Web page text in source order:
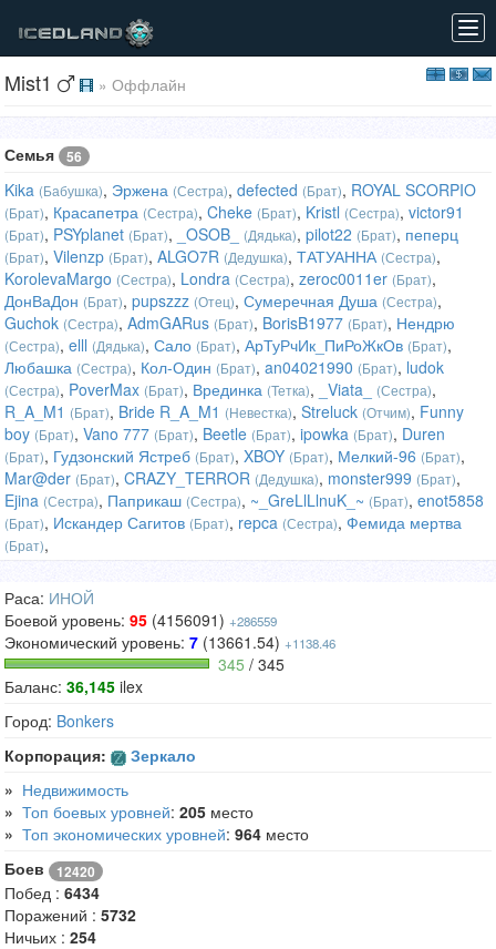
Mist1 » Оффлайн
Семья 56
Kika (Бабушка), Эржена (Сестра), defected (Брат), ROYAL SCORPIO
(Брат), Красапетра (Сестра), Cheke (Брат), Kristl (Сестра), victor91
(Брат), PSYplanet (Брат), _OSOB_ (Дядька), pilot22 (Брат), пеперц
(Брат), Vilenzp (Брат), ALGO7R (Дедушка), ТАТУАННА (Сестра),
KorolevaMargo (Сестра), Londra (Сестра), zeroc0011er (Брат),
ДонВаДон (Брат), pupszzz (Отец), Сумеречная Душа (Сестра),
Guchok (Сестра), AdmGARus (Брат), BorisB1977 (Брат), Нендрю
(Сестра), elll (Дядька), Сало (Брат), АрТуРчИк_ПиРоЖкОв (Брат),
Любашка (Сестра), Кол-Один (Брат), an04021990 (Брат), ludok
(Сестра), PoverMax (Брат), Врединка (Тетка), _Viata_ (Сестра),
R_A_M1 (Брат), Bride R_A_M1 (Невестка), Streluck (Отчим), Funny
boy (Брат), Vano 777 (Брат), Beetle (Брат), ipowka (Брат), Duren
(Брат), Гудзонский Ястреб (Брат), XBOY (Брат), Мелкий-96 (Брат),
Mar@der (Брат), CRAZY_TERROR (Дедушка), monster999 (Брат),
Ejina (Сестра), Паприкаш (Сестра), ~_GreLlLlnuK_~ (Брат), enot5858
(Брат), Искандер Сагитов (Брат), repca (Сестра), Фемида мертва
(Брат),
Раса: ИНОЙ
Боевой уровень: 95 (4156091) +286559
Экономический уровень: 7 (13661.54) +1138.46
345 / 345
Баланс: 36,145 ilex
Город: Bonkers
Корпорация:
Зеркало
» Недвижимость
» Топ боевых уровней: 205 место
» Топ экономических уровней: 964 место
Боев
12420
Побед : 6434
Поражений : 5732
Ничьих : 254